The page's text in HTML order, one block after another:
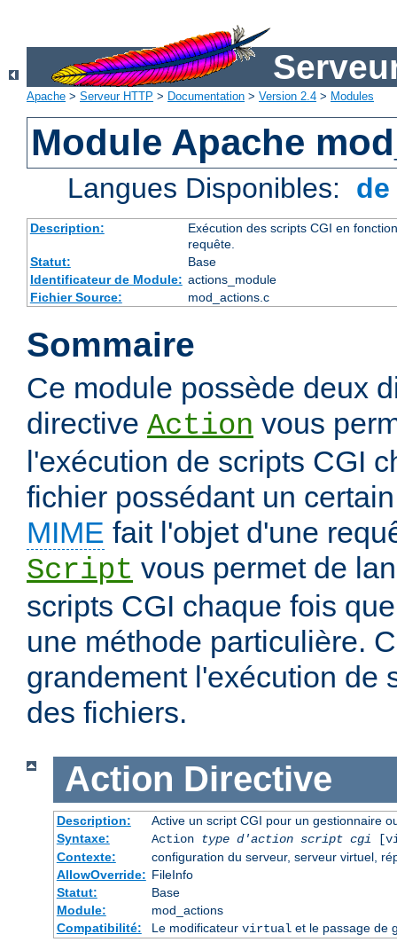
Apache > Serveur HTTP > Documentation > Version 2.4 > Modules
Module Apache
Langues Disponibles:
Description:
Exécution des scripts CGI en
requête.
Statut:
Base
Identificateur de Module: actions_module
Fichier Source:
mod_actions.c
Sommaire
Ce module possède deux
directive Action vous
l'exécution de scripts CGI
fichier possédant un
MIME fait l'objet d'une
Script vous permet de
scripts CGI chaque fois
une méthode particulière.
grandement l'exécution de
des fichiers.
Action Directive
Description:
Active un script CGI pour un gestionnaire
Syntaxe:
Action type d'action script cgi
Contexte:
configuration du serveur, serveur virtuel,
AllowOverride: FileInfo
Statut:
Base
Module:
mod_actions
Compatibilité:
Le modificateur virtual et le passage de